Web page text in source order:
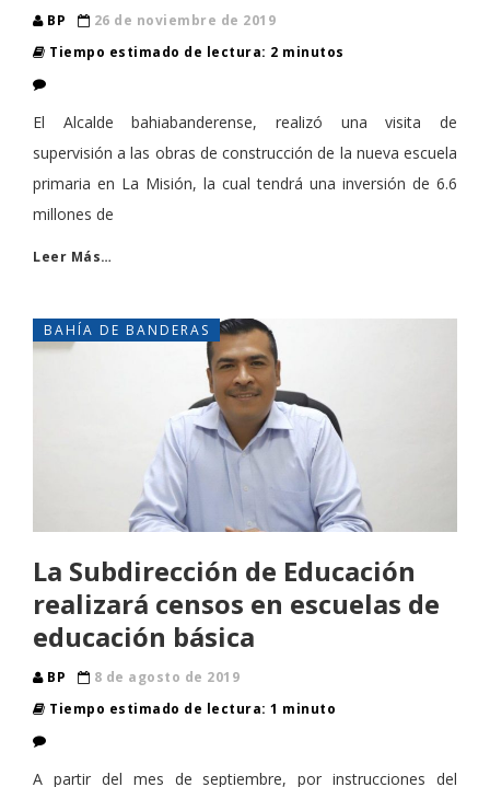
BP
26 de noviembre de 2019
Tiempo estimado de lectura: 2 minutos
​​El Alcalde bahiabanderense, realizó una visita de
supervisión a las obras de construcción de la nueva escuela
primaria en La Misión, la cual tendrá una inversión de 6.6
millones de
Leer Más…
BAHÍA DE BANDERAS
La Subdirección de Educación
realizará censos en escuelas de
educación básica
BP
8 de agosto de 2019
Tiempo estimado de lectura: 1 minuto
A partir del mes de septiembre, por instrucciones del